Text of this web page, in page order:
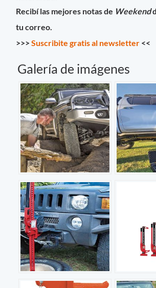
Recibí las mejores notas de Weekend
tu correo.
>>>Suscribite gratis al newsletter <<
Galería de imágenes